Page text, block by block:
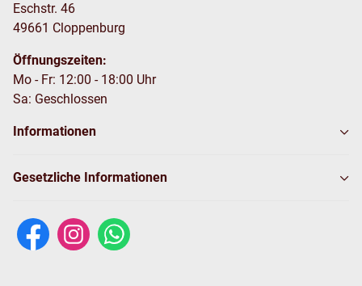
Eschstr. 46
49661 Cloppenburg
Öffnungszeiten:
Mo - Fr: 12:00 - 18:00 Uhr
Sa: Geschlossen
Informationen
Gesetzliche Informationen